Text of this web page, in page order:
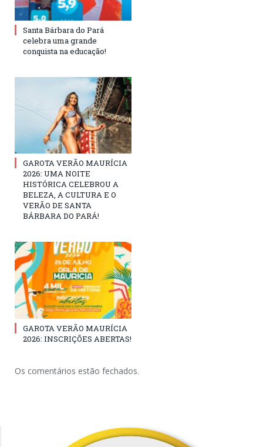
Santa Bárbara do Pará
celebra uma grande
conquista na educação!
GAROTA VERÃO MAURÍCIA
2026: UMA NOITE
HISTÓRICA CELEBROU A
BELEZA, A CULTURA E O
VERÃO DE SANTA
BÁRBARA DO PARÁ!
GAROTA VERÃO MAURÍCIA
2026: INSCRIÇÕES ABERTAS!
Os comentários estão fechados.